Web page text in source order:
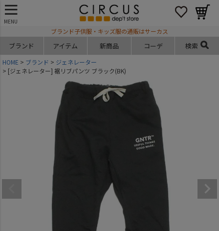
MENU
ブランド子供服・キッズ服の通販はサーカス
ブランド アイテム 新商品 コーデ 検索
HOME ブランド
ジェネレーター
[ジェネレーター] 裾リブパンツ ブラック(BK)